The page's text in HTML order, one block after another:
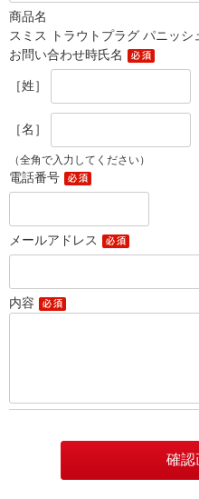
商品名
スミス トラウトプラグ パニッシ
お問い合わせ時氏名
［姓］
［名］
（全角で入力してください）
電話番号
メールアドレス
内容